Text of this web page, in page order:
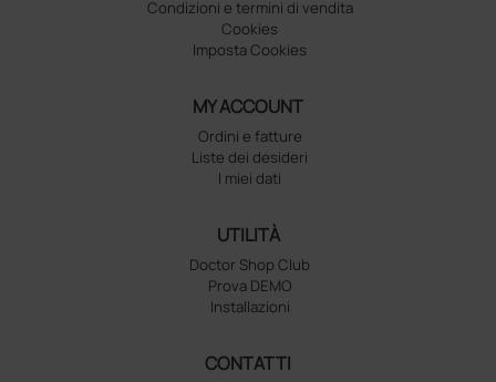
Condizioni e termini di vendita
Cookies
Imposta Cookies
MY ACCOUNT
Ordini e fatture
Liste dei desideri
I miei dati
UTILITÀ
Doctor Shop Club
Prova DEMO
Installazioni
CONTATTI